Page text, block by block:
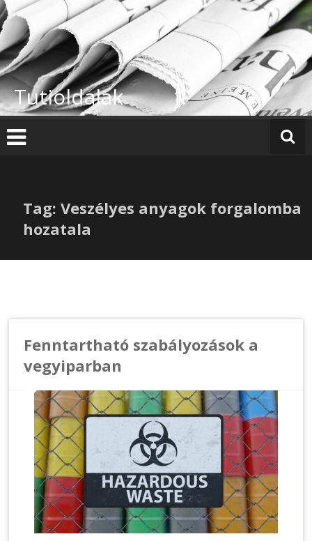
Skip
to
content
Tutioldalak
Tag: Veszélyes anyagok forgalomba
hozatala
Fenntartható szabályozások a
vegyiparban